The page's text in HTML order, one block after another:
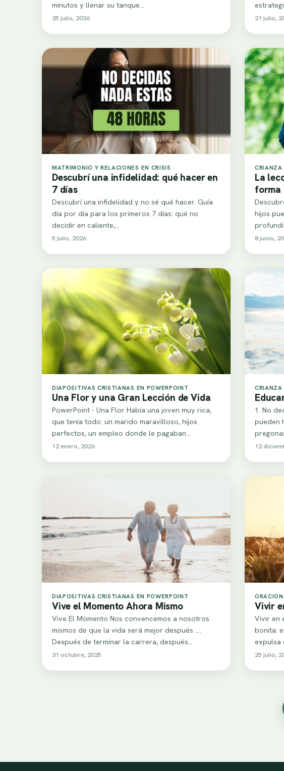
minutos y llenar su tanque…
25 julio, 2026 21 julio,
MATRIMONIO Y RELACIONES EN CRISIS
Descubrí una infidelidad: qué hacer en
7 días
Descubrí una infidelidad y no sé qué hacer. Guía
día por día para los primeros 7 días: qué no
decidir en caliente,…
5 julio, 2026
CRIANZA
La
forma
hijos
de
8 junio,
DIAPOSITIVAS CRISTIANAS EN POWERPOINT
Una Flor y una Gran Lección de Vida
PowerPoint - Una Flor Había una joven muy rica,
que tenía todo: un marido maravilloso, hijos
perfectos, un empleo donde le pagaban…
12 enero, 2026
CRIANZA
1. No
pueden
12
DIAPOSITIVAS CRISTIANAS EN POWERPOINT
Vive el Momento Ahora Mismo
Vive El Momento Nos convencemos a nosotros
mismos de que la vida será mejor después ....
Después de terminar la carrera, después…
31 octubre, 2025
Vivir
Vivir en
bonita:
expulsa
25 julio,